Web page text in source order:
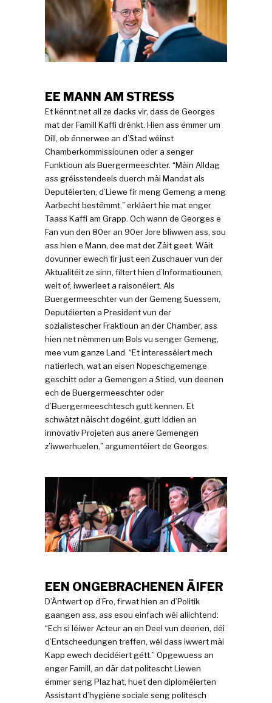
EE MANN AM STRESS
Et kënnt net all ze dacks vir, dass de Georges
mat der Famill Kaffi drénkt. Hien ass ëmmer um
Dill, ob ënnerwee an d’Stad wéinst
Chamberkommissiounen oder a senger
Funktioun als Buergermeeschter. “Mäin Alldag
ass gréisstendeels duerch mäi Mandat als
Deputéierten, d’Liewe fir meng Gemeng a meng
Aarbecht bestëmmt,” erkläert hie mat enger
Taass Kaffi am Grapp. Och wann de Georges e
Fan vun den 80er an 90er Jore bliwwen ass, sou
ass hien e Mann, dee mat der Zäit geet. Wäit
dovunner ewech fir just een Zuschauer vun der
Aktualitéit ze sinn, filtert hien d’Informatiounen,
weit of, iwwerleet a raisonéiert. Als
Buergermeeschter vun der Gemeng Suessem,
Deputéierten a President vun der
sozialistescher Fraktioun an der Chamber, ass
hien net nëmmen um Bols vu senger Gemeng,
mee vum ganze Land. “Et interesséiert mech
natierlech, wat an eisen Nopeschgemenge
geschitt oder a Gemengen a Stied, vun deenen
ech de Buergermeeschter oder
d’Buergermeeschtesch gutt kennen. Et
schwätzt näischt dogéint, gutt Iddien an
innovativ Projeten aus anere Gemengen
z’iwwerhuelen,” argumentéiert de Georges.
EEN ONGEBRACHENEN ÄIFER
D’Äntwert op d’Fro, firwat hien an d’Politik
gaangen ass, ass esou einfach wéi aliichtend:
“Ech si léiwer Acteur an en Deel vun deenen, déi
d’Entscheedungen treffen, wéi dass iwwert mäi
Kapp ewech decidéiert gëtt.” Opgewuess an
enger Famill, an där dat politescht Liewen
ëmmer seng Plaz hat, huet den diploméierten
Assistant d’hygiène sociale seng politesch